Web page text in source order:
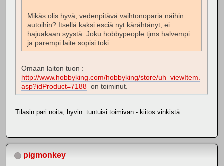
Mikäs olis hyvä, vedenpitävä vaihtonoparia näihin
autoihin? Itsellä kaksi esciä nyt kärähtänyt, ei
hajuakaan syystä. Joku hobbypeople tjms halvempi
ja parempi laite sopisi toki.
Omaan laiton tuon :
http://www.hobbyking.com/hobbyking/store/uh_viewItem.
asp?idProduct=7188 on toiminut.
Tilasin pari noita, hyvin tuntuisi toimivan - kiitos vinkistä.
pigmonkey